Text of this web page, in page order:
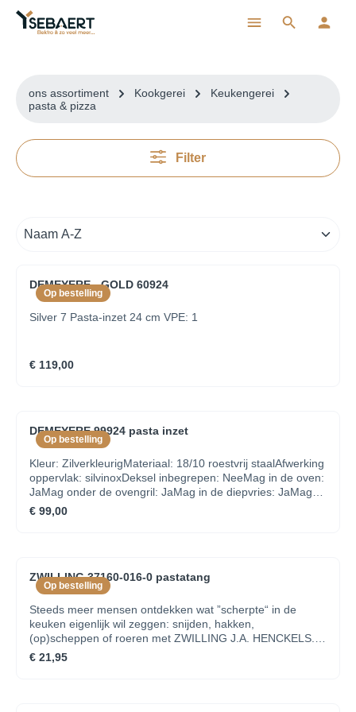
ons assortiment Kookgerei
Keukengerei
pasta & pizza
Filter
Op bestelling
DEMEYERE - GOLD 60924
Silver 7 Pasta-inzet 24 cm VPE: 1
€ 119,00
Op bestelling
DEMEYERE 99924 pasta inzet
Kleur: ZilverkleurigMateriaal: 18/10 roestvrij staalAfwerking
oppervlak: silvinoxDeksel inbegrepen: NeeMag in de oven:
JaMag onder de ovengril: JaMag in de diepvries: JaMag
op het fornuis: JaGeschikt voor metalen keukenhulpjes:
JaMag in de vaatwasmachine: JaGewicht (netto): 0,97
€ 99,00
Op bestelling
ZWILLING 37160-016-0 pastatang
Steeds meer mensen ontdekken wat ”scherpte“ in de
keuken eigenlijk wil zeggen: snijden, hakken,
(op)scheppen of roeren met ZWILLING J.A. HENCKELS.
Het genieten begint al bij de voorbereiding en terwijl
werken met ZWILLING J.A. HENCKELS het koken reeds
€ 21,95